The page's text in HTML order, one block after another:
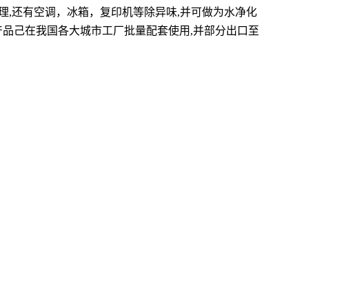
,还有空调，冰箱，复印机等除异味,并可做为水净化
己在我国各大城市工厂批量配套使用,并部分出口至